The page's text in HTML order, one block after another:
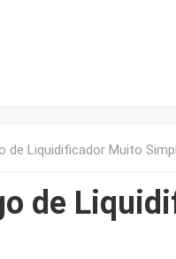
de Liquidificador Muito
de